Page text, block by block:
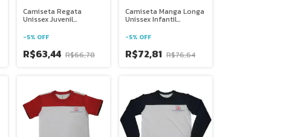
Camiseta Regata
Unissex Juvenil
Brasília
-5% OFF
R$63,44 R$66,78
Camiseta Manga Longa
Unissex Infantil
Brasília
-5% OFF
R$72,81 R$76,64